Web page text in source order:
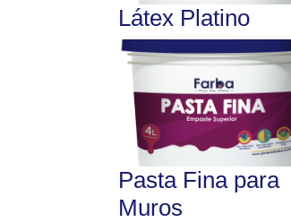
Látex Platino
Pasta Fina para
Muros